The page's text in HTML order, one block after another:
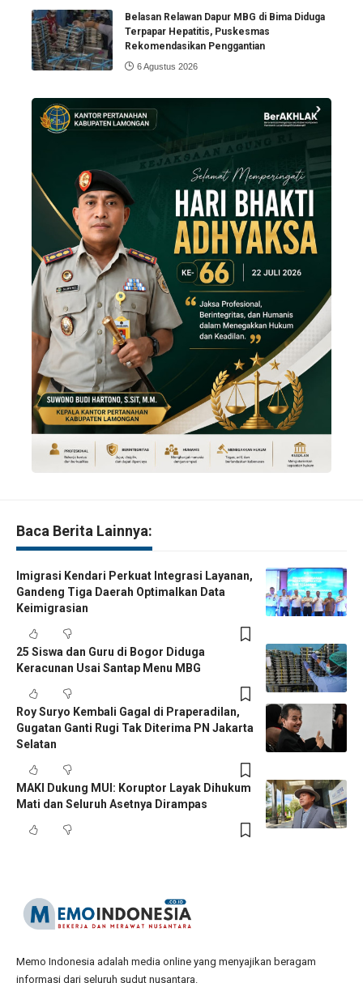
Belasan Relawan Dapur MBG di Bima Diduga
Terpapar Hepatitis, Puskesmas
Rekomendasikan Penggantian
6 Agustus 2026
Baca Berita Lainnya:
Imigrasi Kendari Perkuat Integrasi Layanan,
Gandeng Tiga Daerah Optimalkan Data
Keimigrasian
25 Siswa dan Guru di Bogor Diduga
Keracunan Usai Santap Menu MBG
Roy Suryo Kembali Gagal di Praperadilan,
Gugatan Ganti Rugi Tak Diterima PN Jakarta
Selatan
MAKI Dukung MUI: Koruptor Layak Dihukum
Mati dan Seluruh Asetnya Dirampas
Memo Indonesia adalah media online yang menyajikan beragam
informasi dari seluruh sudut nusantara.